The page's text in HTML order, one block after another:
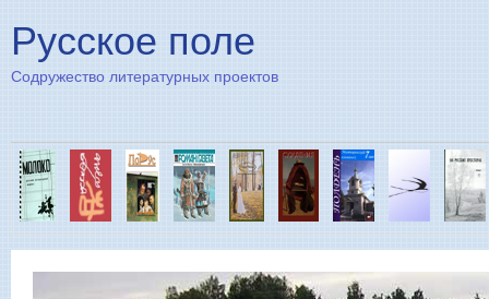
Русское поле
Содружество литературных проектов